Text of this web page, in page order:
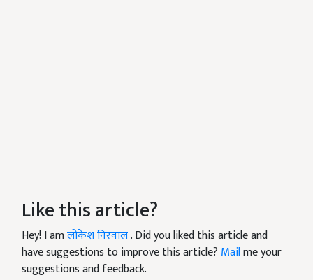
Like this article?
Hey! I amलोकेश निरवाल. Did you liked this article and
have suggestions to improve this article? Mailme your
suggestions and feedback.